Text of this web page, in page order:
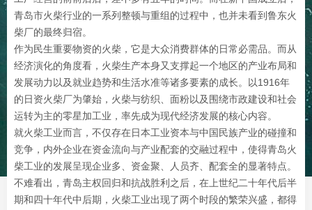
青岛市火柴行业的一系列整顿与重组的过程中，也并未看到鲁东火
柴厂的最终归宿。
作为民生重要物资的火柴，它是大众消费群体的日常必需品。而从
经济演化的角度看，火柴生产本身又支撑起一个地区的产业布局和
发展动力以及就业趋势和生活水准等诸多要素的成长。以1916年
的日资火柴厂为肇始，火柴与纺织、面粉以及围绕市政建设和社会
运转为主的零星加工业，率先成为现代经济发展的核心内容。
就火柴工业而言，不仅存在日本工业资本与中国民族产业的碰撞和
竞争，内外企业在资金流向与产业配套的交融过程中，使得青岛火
柴工业的发展呈现企业多、资金聚、人员齐、配套全的显著特点。
不难看出，青岛主权回归和抗战胜利之后，在上世纪二十年代后半
期和四十年代中后期，火柴工业出现了两个时段的繁荣兴盛，都得